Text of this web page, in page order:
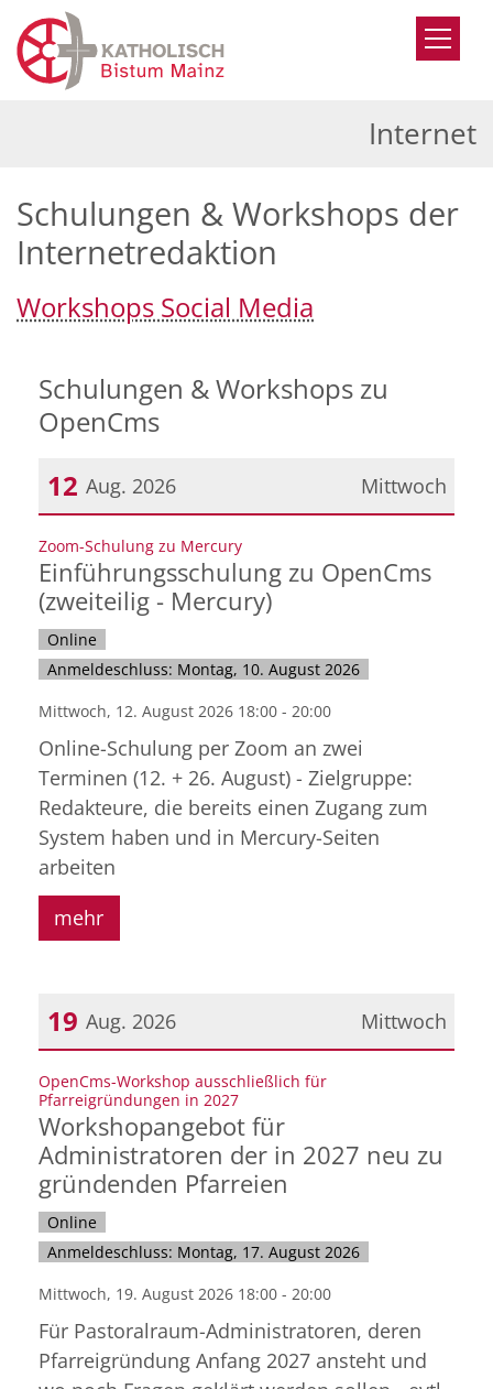
Zum Inhalt springen
Internet
Schulungen & Workshops der
Internetredaktion
Workshops Social Media
Schulungen & Workshops zu
OpenCms
Mittwoch
12 Aug. 2026
Datum: 12. August 2026
Zoom-Schulung zu Mercury:
Einführungsschulung zu OpenCms
(zweiteilig - Mercury)
Online
Anmeldeschluss: Montag, 10. August 2026
Mittwoch, 12. August 2026 18:00 - 20:00
Online-Schulung per Zoom an zwei
Terminen (12. + 26. August) - Zielgruppe:
Redakteure, die bereits einen Zugang zum
System haben und in Mercury-Seiten
arbeiten
mehr
Mittwoch
19 Aug. 2026
Datum: 19. August 2026
OpenCms-Workshop ausschließlich für
Pfarreigründungen in 2027:
Workshopangebot für
Administratoren der in 2027 neu zu
gründenden Pfarreien
Online
Anmeldeschluss: Montag, 17. August 2026
Mittwoch, 19. August 2026 18:00 - 20:00
Für Pastoralraum-Administratoren, deren
Pfarreigründung Anfang 2027 ansteht und